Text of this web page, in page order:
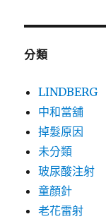
分類
LINDBERG
中和當舖
掉髮原因
未分類
玻尿酸注射
童顏針
老花雷射